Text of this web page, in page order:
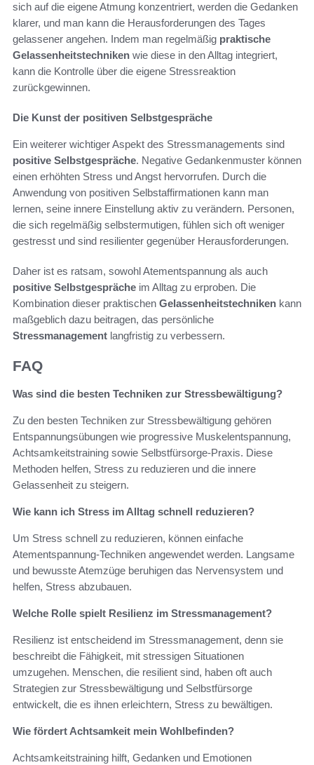
sich auf die eigene Atmung konzentriert, werden die Gedanken
klarer, und man kann die Herausforderungen des Tages
gelassener angehen. Indem man regelmäßig praktische
Gelassenheitstechniken wie diese in den Alltag integriert,
kann die Kontrolle über die eigene Stressreaktion
zurückgewinnen.
Die Kunst der positiven Selbstgespräche
Ein weiterer wichtiger Aspekt des Stressmanagements sind
positive Selbstgespräche. Negative Gedankenmuster können
einen erhöhten Stress und Angst hervorrufen. Durch die
Anwendung von positiven Selbstaffirmationen kann man
lernen, seine innere Einstellung aktiv zu verändern. Personen,
die sich regelmäßig selbstermutigen, fühlen sich oft weniger
gestresst und sind resilienter gegenüber Herausforderungen.
Daher ist es ratsam, sowohl Atementspannung als auch
positive Selbstgespräche im Alltag zu erproben. Die
Kombination dieser praktischen Gelassenheitstechniken kann
maßgeblich dazu beitragen, das persönliche
Stressmanagement langfristig zu verbessern.
FAQ
Was sind die besten Techniken zur Stressbewältigung?
Zu den besten Techniken zur Stressbewältigung gehören
Entspannungsübungen wie progressive Muskelentspannung,
Achtsamkeitstraining sowie Selbstfürsorge-Praxis. Diese
Methoden helfen, Stress zu reduzieren und die innere
Gelassenheit zu steigern.
Wie kann ich Stress im Alltag schnell reduzieren?
Um Stress schnell zu reduzieren, können einfache
Atementspannung-Techniken angewendet werden. Langsame
und bewusste Atemzüge beruhigen das Nervensystem und
helfen, Stress abzubauen.
Welche Rolle spielt Resilienz im Stressmanagement?
Resilienz ist entscheidend im Stressmanagement, denn sie
beschreibt die Fähigkeit, mit stressigen Situationen
umzugehen. Menschen, die resilient sind, haben oft auch
Strategien zur Stressbewältigung und Selbstfürsorge
entwickelt, die es ihnen erleichtern, Stress zu bewältigen.
Wie fördert Achtsamkeit mein Wohlbefinden?
Achtsamkeitstraining hilft, Gedanken und Emotionen